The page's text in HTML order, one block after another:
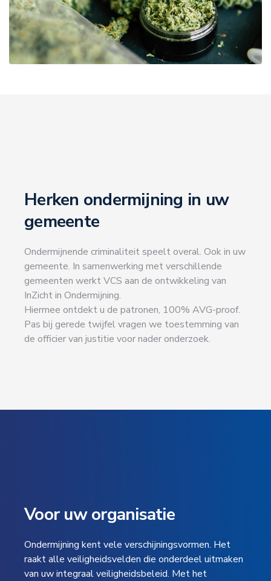
Herken ondermijning in uw
gemeente
Ondermijnende criminaliteit speelt overal. Ook in uw
gemeente. In samenwerking met verschillende
gemeenten werkt VCS aan de ontwikkeling van
InZicht in Ondermijning.
Hiermee ontdekt u de patronen, 100% AVG-proof.
Pas bij gerede twijfel vragen we toestemming van
de officier van justitie voor nader onderzoek.
Voor uw organisatie
Ondermijning kent vele verschijningsvormen. Het
raakt alle veiligheidsvelden die onderdeel uitmaken
van uw integraal veiligheidsbeleid. Met het